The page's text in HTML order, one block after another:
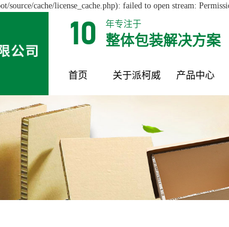
cache/license_cache.php): failed to open stream:
10 年专注于
整体包装解决方案
首页 关于派柯威 产品中心